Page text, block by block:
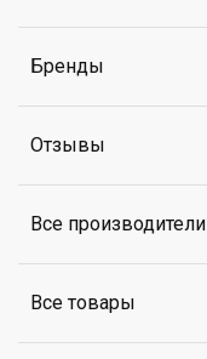
Бренды
Отзывы
Все производители
Все товары